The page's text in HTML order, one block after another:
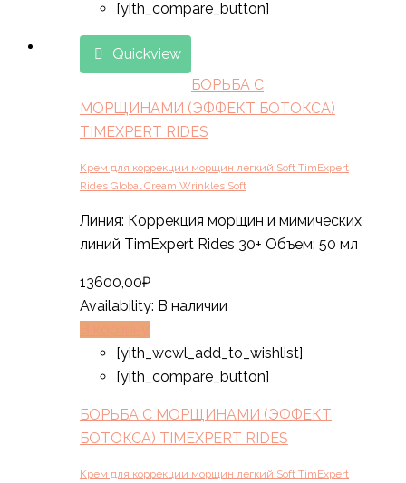
[yith_compare_button]
Quickview
БОРЬБА С
МОРЩИНАМИ (ЭФФЕКТ БОТОКСА)
TIMEXPERT RIDES
Крем для коррекции морщин легкий Soft TimExpert
Rides Global Cream Wrinkles Soft
Линия: Коррекция морщин и мимических
линий TimExpert Rides 30+ Объем: 50 мл
13600,00₽
Availability: В наличии
[yith_wcwl_add_to_wishlist]
[yith_compare_button]
БОРЬБА С МОРЩИНАМИ (ЭФФЕКТ
БОТОКСА) TIMEXPERT RIDES
Крем для коррекции морщин легкий Soft TimExpert